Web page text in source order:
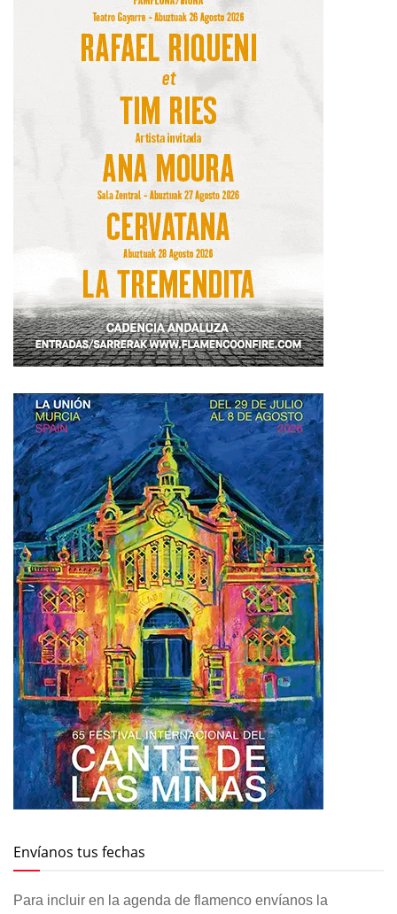
Envíanos tus fechas
Para incluir en la agenda de flamenco envíanos la